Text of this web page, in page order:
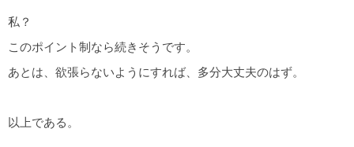
私？
このポイント制なら続きそうです。
あとは、欲張らないようにすれば、多分大丈夫のはず。
以上である。